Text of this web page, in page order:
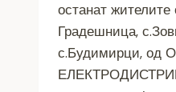
останат
Градешница,
с.Будимирци, од